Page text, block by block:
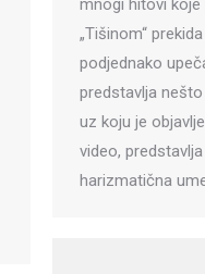
„Tišinom“
podjednako
predstavlja nešto
uz koju je
video,
harizmatična